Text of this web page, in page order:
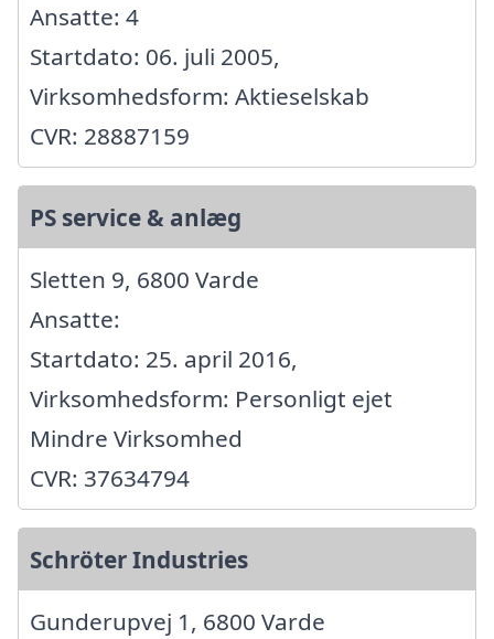
Ansatte: 4
Startdato: 06. juli 2005,
Virksomhedsform: Aktieselskab
CVR: 28887159
PS service & anlæg
Sletten 9, 6800 Varde
Ansatte:
Startdato: 25. april 2016,
Virksomhedsform: Personligt ejet
Mindre Virksomhed
CVR: 37634794
Schröter Industries
Gunderupvej 1, 6800 Varde